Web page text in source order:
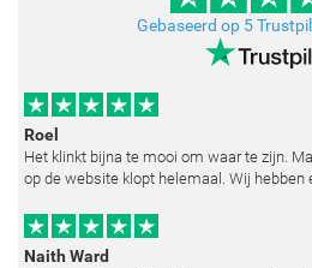
Gebaseerd op 5
Roel
Het klinkt bijna te mooi om waar te zijn.
op de website klopt helemaal. Wij
Naith Ward